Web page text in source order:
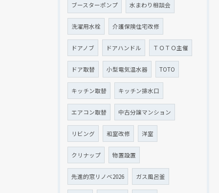
ブースターポンプ 水まわり相談会
洗濯用水栓 介護保険住宅改修
ドアノブ ドアハンドル ＴＯＴＯ主催
ドア取替 小型電気温水器 TOTO
キッチン取替 キッチン排水口
エアコン取替 中古分譲マンション
リビング 和室改修 洋室
クリナップ 物置設置
先進的窓リノベ2026 ガス風呂釜